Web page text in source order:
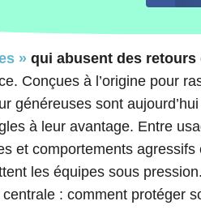
» qui abusent des retours
Conçues à l’origine pour
généreuses sont
à leur avantage. Entre
et comportements
les équipes sous
: comment protéger